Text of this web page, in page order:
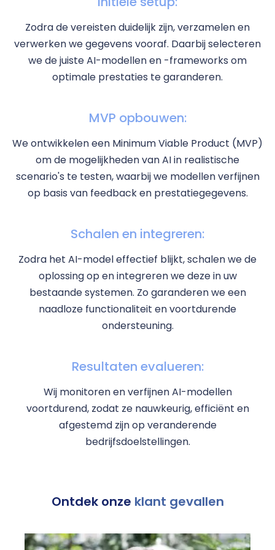
Zodra de vereisten duidelijk zijn, verzamelen en
verwerken we gegevens vooraf. Daarbij selecteren
we de juiste AI-modellen en -frameworks om
optimale prestaties te garanderen.
MVP opbouwen:
We ontwikkelen een Minimum Viable Product (MVP)
om de mogelijkheden van AI in realistische
scenario's te testen, waarbij we modellen verfijnen
op basis van feedback en prestatiegegevens.
Schalen en integreren:
Zodra het AI-model effectief blijkt, schalen we de
oplossing op en integreren we deze in uw
bestaande systemen. Zo garanderen we een
naadloze functionaliteit en voortdurende
ondersteuning.
Resultaten evalueren:
Wij monitoren en verfijnen AI-modellen
voortdurend, zodat ze nauwkeurig, efficiënt en
afgestemd zijn op veranderende
bedrijfsdoelstellingen.
Ontdek onze klant gevallen